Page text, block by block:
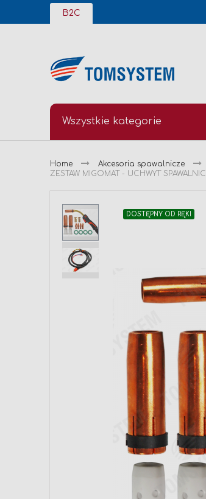
Przejdź
treści
B2C
Wszystkie kategorie
Home Akcesoria spawalnicze
ZESTAW MIGOMAT - UCHWYT
Przejdź
na
koniec
galerii
DOSTĘPNY OD RĘKI